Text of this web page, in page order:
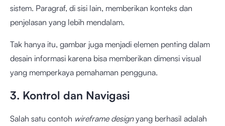
sistem. Paragraf, di sisi lain, memberikan konteks dan
penjelasan yang lebih mendalam.
Tak hanya itu, gambar juga menjadi elemen penting dalam
desain informasi karena bisa memberikan dimensi visual
yang memperkaya pemahaman pengguna.
3. Kontrol dan Navigasi
Salah satu contoh wireframe designyang berhasil adalah